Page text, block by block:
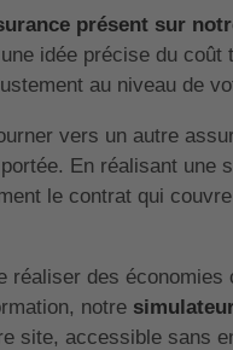
présent sur
idée précise du
au niveau de
vers un autre
En réalisant une
le contrat qui
réaliser des
notre
site, accessible sans